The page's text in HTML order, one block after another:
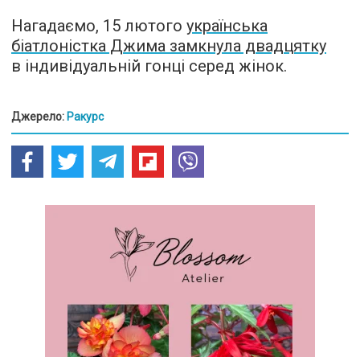
Нагадаємо, 15 лютого українська
біатлоністка Джима замкнула двадцятку
в індивідуальній гонці серед жінок.
Джерело: Ракурс